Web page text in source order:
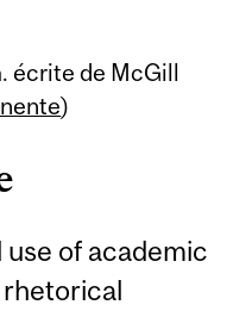
écrite de McGill
)
use of academic